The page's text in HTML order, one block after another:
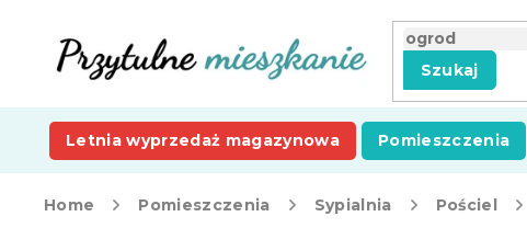
Szukaj
Letnia wyprzedaż magazynowa Pomieszczenia
Home Pomieszczenia Sypialnia Pościel